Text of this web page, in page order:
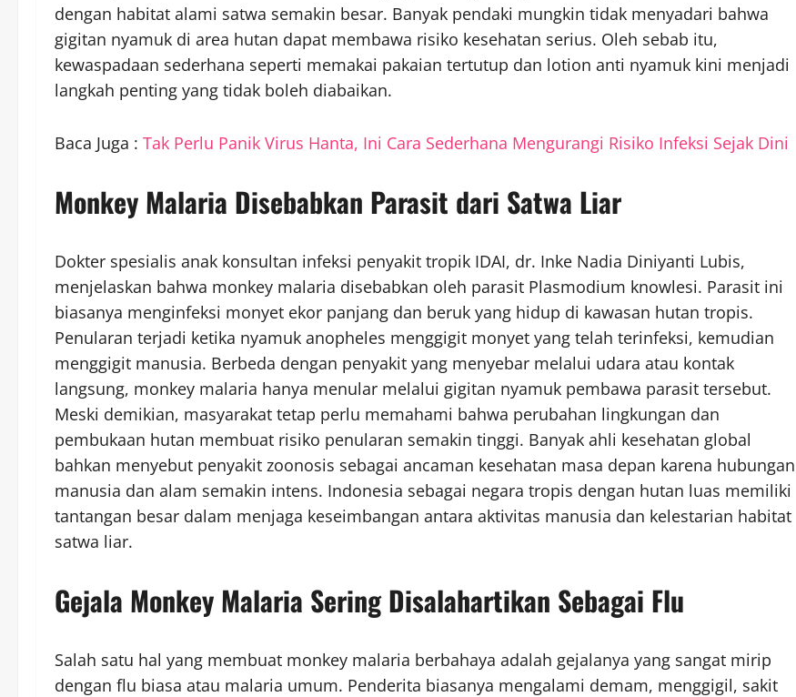
dengan habitat alami satwa semakin besar. Banyak pendaki mungkin tidak menyadari bahwa
gigitan nyamuk di area hutan dapat membawa risiko kesehatan serius. Oleh sebab itu,
kewaspadaan sederhana seperti memakai pakaian tertutup dan lotion anti nyamuk kini menjadi
langkah penting yang tidak boleh diabaikan.
Baca Juga : Tak Perlu Panik Virus Hanta, Ini Cara Sederhana Mengurangi Risiko Infeksi Sejak Dini
Monkey Malaria Disebabkan Parasit dari Satwa Liar
Dokter spesialis anak konsultan infeksi penyakit tropik IDAI, dr. Inke Nadia Diniyanti Lubis,
menjelaskan bahwa monkey malaria disebabkan oleh parasit Plasmodium knowlesi. Parasit ini
biasanya menginfeksi monyet ekor panjang dan beruk yang hidup di kawasan hutan tropis.
Penularan terjadi ketika nyamuk anopheles menggigit monyet yang telah terinfeksi, kemudian
menggigit manusia. Berbeda dengan penyakit yang menyebar melalui udara atau kontak
langsung, monkey malaria hanya menular melalui gigitan nyamuk pembawa parasit tersebut.
Meski demikian, masyarakat tetap perlu memahami bahwa perubahan lingkungan dan
pembukaan hutan membuat risiko penularan semakin tinggi. Banyak ahli kesehatan global
bahkan menyebut penyakit zoonosis sebagai ancaman kesehatan masa depan karena hubungan
manusia dan alam semakin intens. Indonesia sebagai negara tropis dengan hutan luas memiliki
tantangan besar dalam menjaga keseimbangan antara aktivitas manusia dan kelestarian habitat
satwa liar.
Gejala Monkey Malaria Sering Disalahartikan Sebagai Flu
Salah satu hal yang membuat monkey malaria berbahaya adalah gejalanya yang sangat mirip
dengan flu biasa atau malaria umum. Penderita biasanya mengalami demam, menggigil, sakit